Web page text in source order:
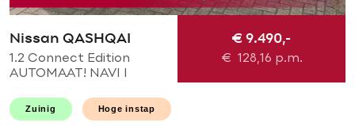
Nissan QASHQAI
1.2 Connect Edition
AUTOMAAT! NAVI l
assist l Stoelverwarming l
PDC V+A NIEUWE
€ 9.490,-
€ 128,16 p.m.
Zuinig Hoge instap